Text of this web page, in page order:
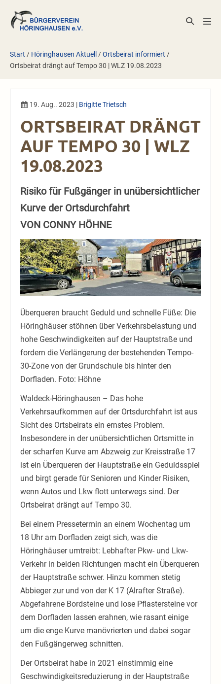
Inhalt
springen
Suche-
Start / Höringhausen Aktuell /Ortsbeirat informiert /
Ortsbeirat drängt auf Tempo 30 | WLZ 19.08.2023
19. Aug.. 2023 | Brigitte Trietsch
ORTSBEIRAT DRÄNGT
AUF TEMPO 30 | WLZ
19.08.2023
Risiko für Fußgänger in unübersichtlicher
Kurve der Ortsdurchfahrt
VON CONNY HÖHNE
Überqueren braucht Geduld und schnelle Füße: Die
Höringhäuser stöhnen über Verkehrsbelastung und
hohe Geschwindigkeiten auf der Hauptstraße und
fordern die Verlängerung der bestehenden Tempo-
30-Zone von der Grundschule bis hinter den
Dorfladen. Foto: Höhne
Waldeck-Höringhausen – Das hohe
Verkehrsaufkommen auf der Ortsdurchfahrt ist aus
Sicht des Ortsbeirats ein ernstes Problem.
Insbesondere in der unübersichtlichen Ortsmitte in
der scharfen Kurve am Abzweig zur Kreisstraße 17
ist ein Überqueren der Hauptstraße ein Geduldsspiel
und birgt gerade für Senioren und Kinder Risiken,
wenn Autos und Lkw flott unterwegs sind. Der
Ortsbeirat drängt auf Tempo 30.
Bei einem Pressetermin an einem Wochentag um
18 Uhr am Dorfladen zeigt sich, was die
Höringhäuser umtreibt: Lebhafter Pkw- und Lkw-
Verkehr in beiden Richtungen macht ein Überqueren
der Hauptstraße schwer. Hinzu kommen stetig
Abbieger zur und von der K 17 (Alrafter Straße).
Abgefahrene Bordsteine und lose Pflastersteine vor
dem Dorfladen lassen erahnen, wie rasant einige
um die enge Kurve manövrierten und dabei sogar
den Fußgängerweg schnitten.
Der Ortsbeirat habe in 2021 einstimmig eine
Geschwindigkeitsreduzierung in der Hauptstraße